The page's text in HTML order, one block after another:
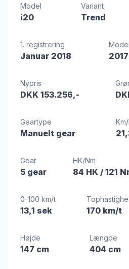
Model
i20
Variant
Trend
1. registrering
Januar 2018 2017
Nypris
DKK 153.256,-
Geartype
Manuelt gear
Km/l
Gear
5 gear
HK/Nm
84 HK / 121
0-100 km/t
13,1 sek 170 km/t
Højde
147 cm
Længde
404 cm